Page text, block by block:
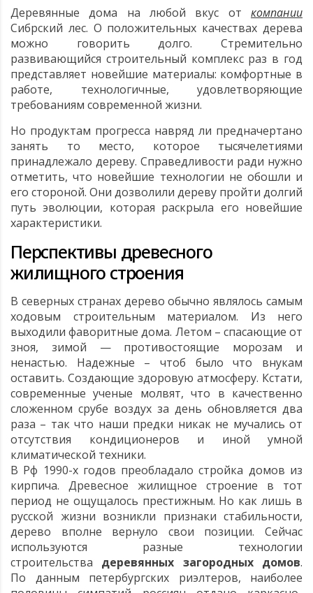
БАНИ, БЕСЕДКИ, ГАРАЖИ КОМБИНИРОВАННЫЕ ДОМА
Деревянные дома на любой вкус от компании
Сибрский лес. О положительных качествах дерева
можно говорить долго. Стремительно
развивающийся строительный комплекс раз в год
представляет новейшие материалы: комфортные в
работе, технологичные, удовлетворяющие
требованиям современной жизни.
Но продуктам прогресса навряд ли предначертано
занять то место, которое тысячелетиями
принадлежало дереву. Справедливости ради нужно
отметить, что новейшие технологии не обошли и
его стороной. Они дозволили дереву пройти долгий
путь эволюции, которая раскрыла его новейшие
характеристики.
Перспективы древесного
жилищного строения
В северных странах дерево обычно являлось самым
ходовым строительным материалом. Из него
выходили фаворитные дома. Летом – спасающие от
зноя, зимой — противостоящие морозам и
ненастью. Надежные – чтоб было что внукам
оставить. Создающие здоровую атмосферу. Кстати,
современные ученые молвят, что в качественно
сложенном срубе воздух за день обновляется два
раза – так что наши предки никак не мучались от
отсутствия кондиционеров и иной умной
климатической техники.
В Рф 1990-х годов преобладало стройка домов из
кирпича. Древесное жилищное строение в тот
период не ощущалось престижным. Но как лишь в
русской жизни возникли признаки стабильности,
дерево вполне вернуло свои позиции. Сейчас
используются разные технологии
строительства деревянных загородных домов.
По данным петербургских риэлтеров, наиболее